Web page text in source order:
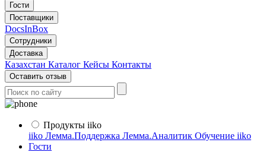
Гости
Поставщики
DocsInBox
Сотрудники
Доставка
Казахстан Каталог Кейсы Контакты
Оставить отзыв
Продукты iiko
iiko Лемма.Поддержка Лемма.Аналитик Обучение iiko
Гости